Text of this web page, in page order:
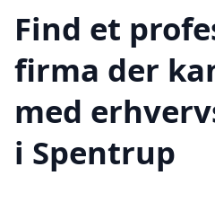
Find et
firma der
med
i Spentrup